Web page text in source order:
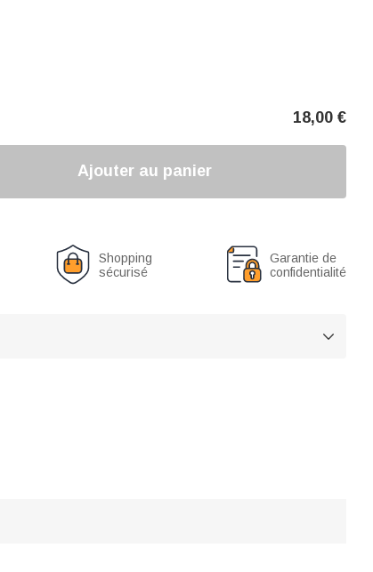
18,00 €
Ajouter au panier
Shopping
sécurisé
Garantie de
confidentialité
